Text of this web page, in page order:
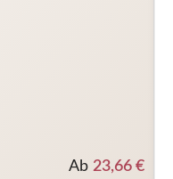
Ab 23,66 €